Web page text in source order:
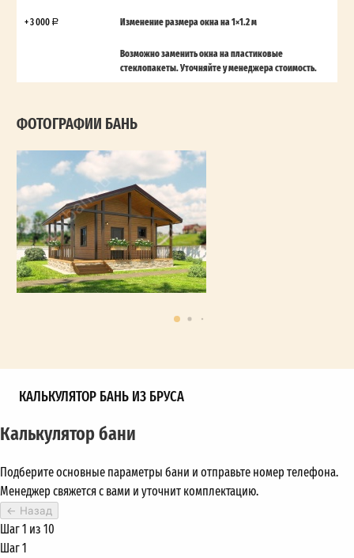
+ 3 000 Изменение размера окна на 1×1.2 м
Возможно заменить окна на пластиковые
стеклопакеты. Уточняйте у менеджера стоимость.
ФОТОГРАФИИ БАНЬ
КАЛЬКУЛЯТОР БАНЬ ИЗ БРУСА
Калькулятор бани
Подберите основные параметры бани и отправьте номер телефона.
Менеджер свяжется с вами и уточнит комплектацию.
← Назад
Шаг 1 из 10
Шаг 1